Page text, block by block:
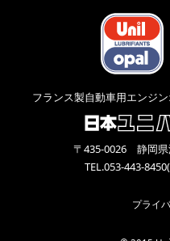
フランス製自動車用エンジ
〒435-0026 静岡県
TEL.053-443-
プライ